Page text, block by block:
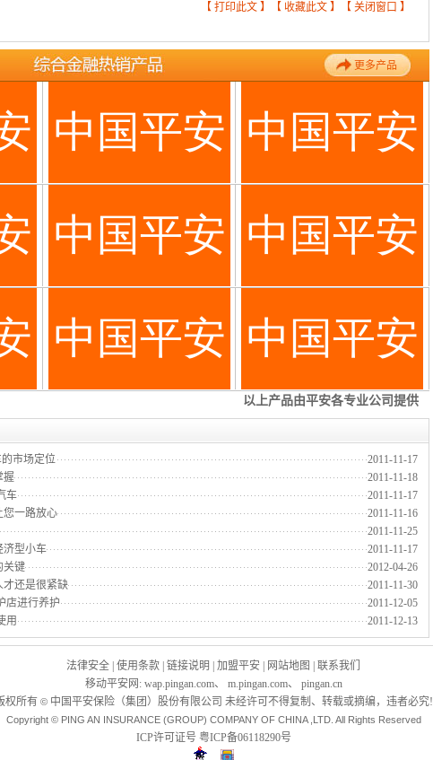
【 打印此文 】【 收藏此文 】【 关闭窗口 】
市场定位
2011-11-17
握
2011-11-18
车
2011-11-17
您一路放心
2011-11-16
2011-11-25
济型小车
2011-11-17
关键
2012-04-26
才还是很紧缺
2011-11-30
店进行养护
2011-12-05
用
2011-12-13
法律安全 使用条款 链接说明 加盟平安 网站地图
联系我们
移动平安网 : wap.pingan.com、 m.pingan.com、 pingan.cn
权所有 ©中国平安保险（集团）股份有限公司 未经许可不得复制、转载或摘编，违者必究!
Copyright © PING AN INSURANCE (GROUP) COMPANY OF CHINA ,LTD. All Rights Reserved
ICP许可证号 粤ICP备06118290号